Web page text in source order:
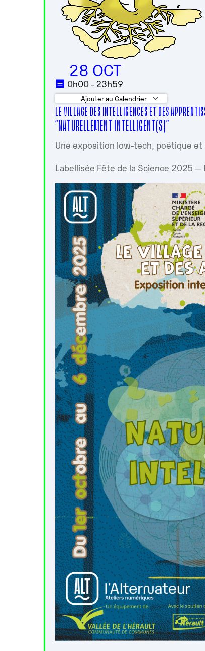
28 OCT
0h00 - 23h59
Ajouter au Calendrier
Télécharger ICS
LE VILLAGE DES INTELLIGENCES ET DES
“NATURELLEMENT INTELLIGENT(S)”
Une exposition low-tech, poétique
Labellisée Fête de la Science 2025 —